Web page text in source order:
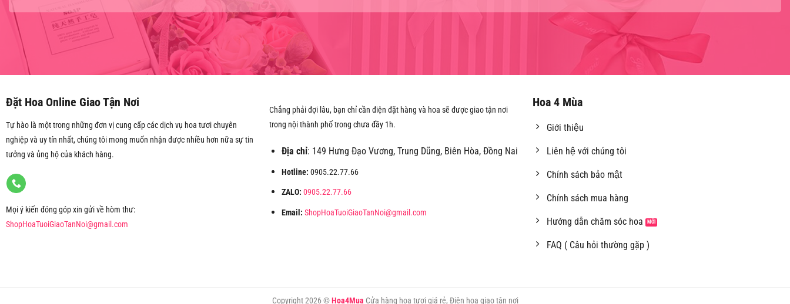
Đặt Hoa Online Giao Tận Nơi
Tự hào là một trong những đơn vị cung cấp các dịch vụ hoa tươi chuyên
nghiệp và uy tín nhất, chúng tôi mong muốn nhận được nhiều hơn nữa sự tin
tưởng và ủng hộ của khách hàng.
Mọi ý kiến đóng góp xin gửi về hòm thư:
ShopHoaTuoiGiaoTanNoi@gmail.com
Chẳng phải đợi lâu, bạn chỉ cần điện đặt hàng và hoa sẽ được giao tận nơi
trong nội thành phố trong chưa đầy 1h.
Địa chỉ: 149 Hưng Đạo Vương, Trung Dũng, Biên Hòa, Đồng Nai
Hotline: 0905.22.77.66
ZALO: 0905.22.77.66
Email: ShopHoaTuoiGiaoTanNoi@gmail.com
Hoa 4 Mùa
Giới thiệu
Liên hệ với chúng tôi
Chính sách bảo mật
Chính sách mua hàng
Hướng dẫn chăm sóc hoa
FAQ ( Câu hỏi thường gặp )
Copyright 2026 ©Hoa4Mua Cửa hàng hoa tươi giá rẻ, Điện hoa giao tận nơi